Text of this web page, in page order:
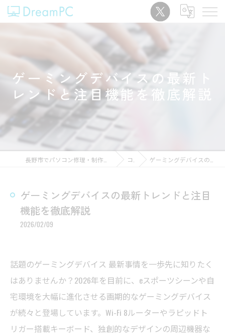
ゲーミングデバイスの最新ト
レンドと注目機能を徹底解説
コラム ゲーミングデバイスの最新トレンドと注目機能を徹底解説
ゲーミングデバイスの最新トレンドと注目
機能を徹底解説
2026/02/09
話題のゲーミングデバイス 最新事情を一歩先に知りたく
はありませんか？2026年を目前に、eスポーツシーンや自
宅環境を大幅に進化させる画期的なゲーミングデバイス
が続々と登場しています。Wi-Fi 8ルーターやラピッドト
リガー搭載キーボード、独創的なデザインの周辺機器な